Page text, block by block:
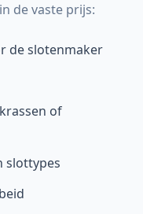
de vaste prijs:
de slotenmaker
of
slottypes